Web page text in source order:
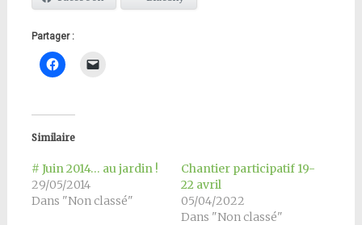
Partager :
Similaire
# Juin 2014… au jardin !
29/05/2014
Dans "Non classé"
Chantier participatif 19-
22 avril
05/04/2022
Dans "Non classé"